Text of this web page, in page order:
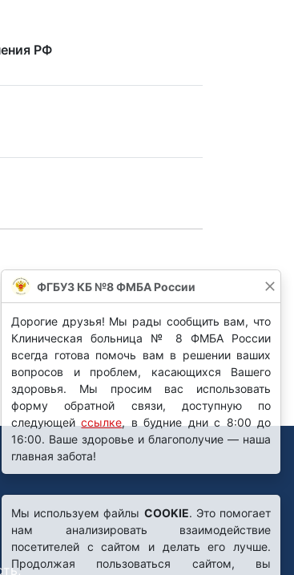
РФ
ФГБУЗ КБ №8 ФМБА России
Дорогие друзья! Мы рады сообщить вам, что
Клиническая больница № 8 ФМБА России
всегда готова помочь вам в решении ваших
вопросов и проблем, касающихся Вашего
здоровья. Мы просим вас использовать
форму обратной связи, доступную по
следующейссылке, в будние дни с 8:00 до
16:00. Ваше здоровье и благополучие — наша
главная забота!
Мы используем файлы COOKIE. Это помогает
нам анализировать взаимодействие
посетителей с сайтом и делать его лучше.
Продолжая пользоваться сайтом, вы